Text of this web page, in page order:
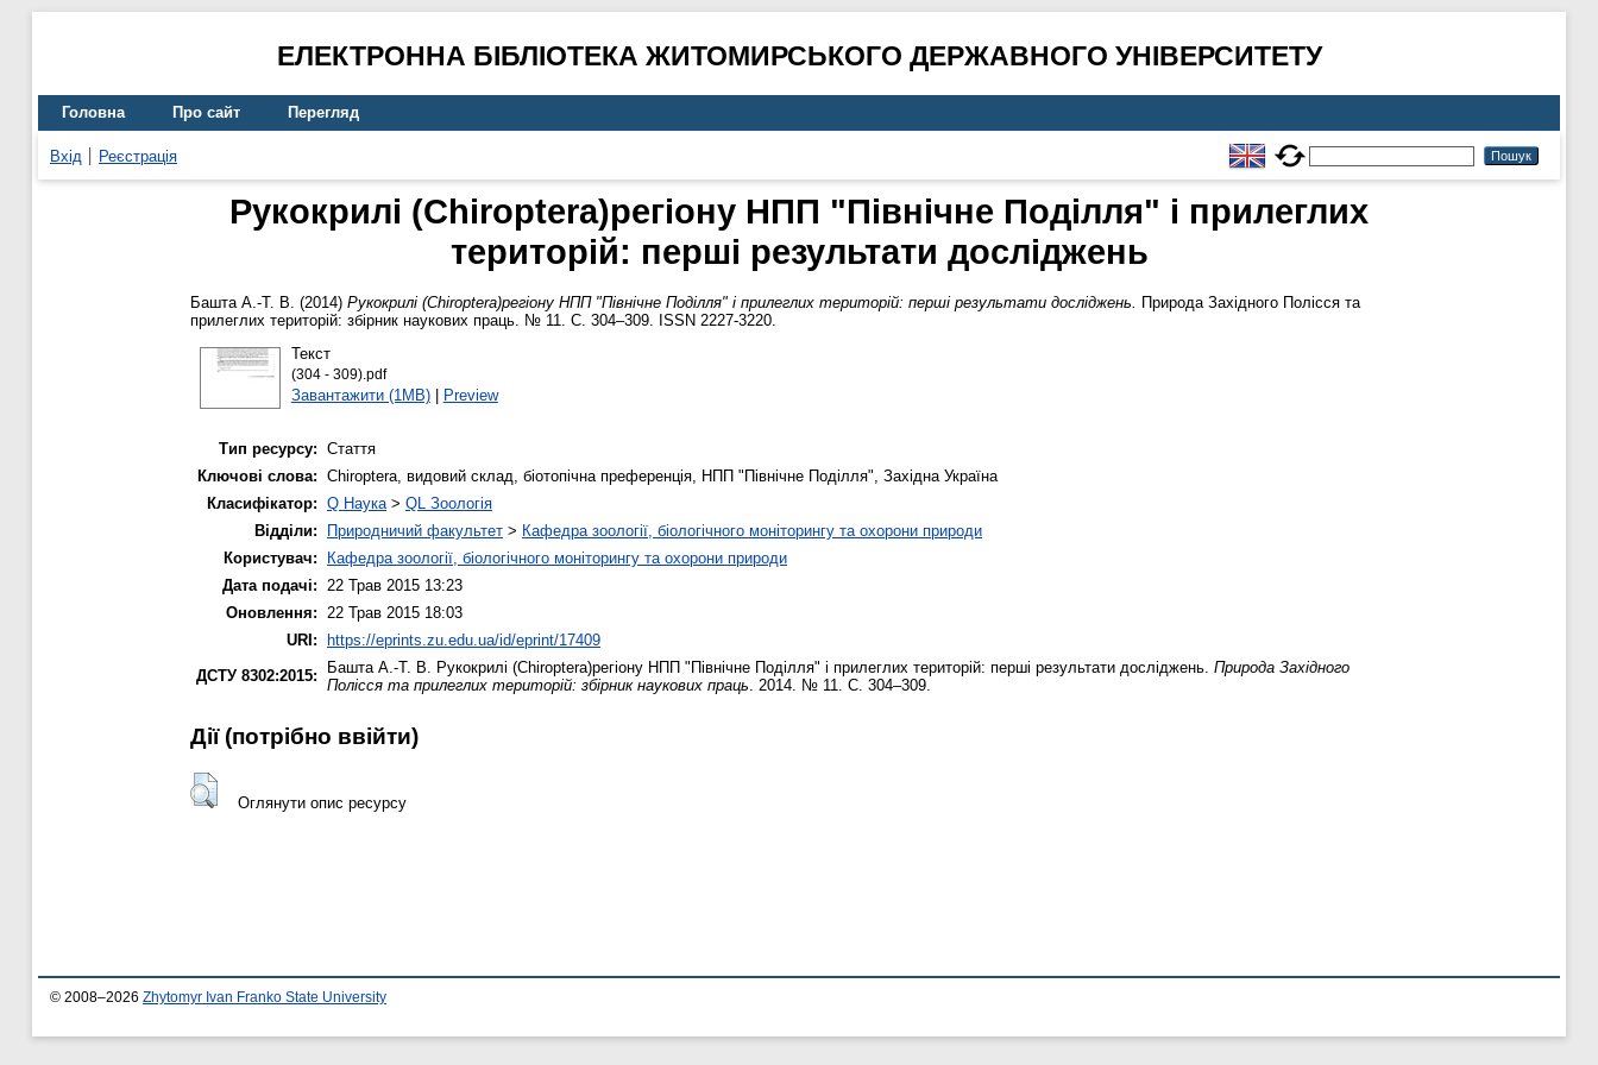
ЕЛЕКТРОННА БІБЛІОТЕКА ЖИТОМИРСЬКОГО ДЕРЖАВНОГО УНІВЕРСИТЕТУ
Головна Про сайт Перегляд
Вхід Реєстрація
Рукокрилі (Chiroptera)регіону НПП "Північне Поділля" і прилеглих
територій: перші результати досліджень
Башта А.-Т. В. (2014) Рукокрилі (Chiroptera)регіону НПП "Північне Поділля" і прилеглих територій: перші результати досліджень. Природа Західного Полісся та
прилеглих територій: збірник наукових праць. № 11. С. 304–309. ISSN 2227-3220.
Текст
(304 - 309).pdf
Завантажити (1MB)| Preview
Тип ресурсу: Стаття
Ключові слова: Chiroptera, видовий склад, біотопічна преференція, НПП "Північне Поділля", Західна Україна
Класифікатор: Q Наука> QL Зоологія
Відділи:
Природничий факультет > Кафедра зоології, біологічного моніторингу та охорони природи
Користувач:
Кафедра зоології, біологічного моніторингу та охорони природи
Дата подачі: 22 Трав 2015 13:23
Оновлення: 22 Трав 2015 18:03
URI:
https://eprints.zu.edu.ua/id/eprint/17409
ДСТУ 8302:2015:
Башта А.-Т. В. Рукокрилі (Chiroptera)регіону НПП "Північне Поділля" і прилеглих територій: перші результати досліджень. Природа Західного
Полісся та прилеглих територій: збірник наукових праць. 2014. № 11. С. 304–309.
Дії ​​(потрібно ввійти)
Оглянути опис ресурсу
© 2008–2026 Zhytomyr Ivan Franko State University